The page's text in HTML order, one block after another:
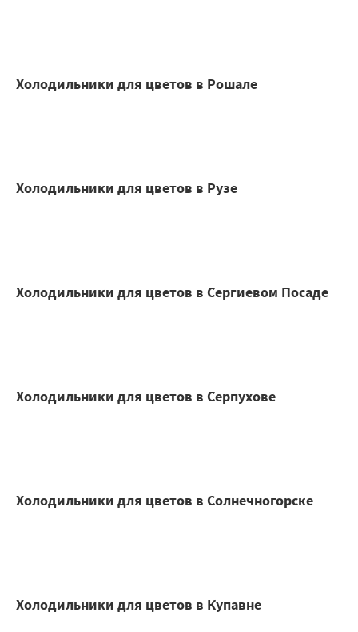
Холодильники для цветов в Рошале
Холодильники для цветов в Рузе
Холодильники для цветов в Сергиевом Посаде
Холодильники для цветов в Серпухове
Холодильники для цветов в Солнечногорске
Холодильники для цветов в Купавне